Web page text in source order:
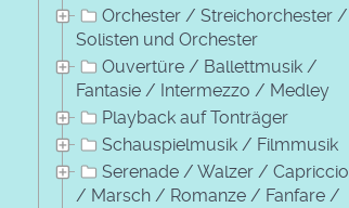
Orchester / Streichorchester /
Solisten und Orchester
Ouvertüre / Ballettmusik /
Fantasie / Intermezzo / Medley
Playback auf Tonträger
Schauspielmusik / Filmmusik
Serenade / Walzer / Capriccio
/ Marsch / Romanze / Fanfare /